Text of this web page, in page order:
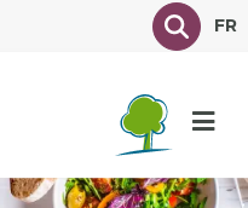
TexteFR